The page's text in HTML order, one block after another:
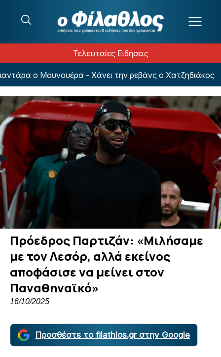
Τελευταίες Ειδήσεις
ο Μουνουέρα - Χάνει την ρεβάνς ο Χατζηδιάκος
Πρόεδρος Παρτιζάν: «Μιλήσαμε
με τον Λεσόρ, αλλά εκείνος
αποφάσισε να μείνει στον
Παναθηναϊκό»
16/10/2025
Προσθέστε το filathlos.gr στην Google